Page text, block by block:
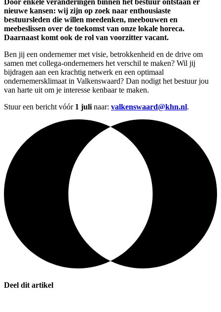
Door enkele veranderingen binnen het bestuur ontstaan er
nieuwe kansen: wij zijn op zoek naar enthousiaste
bestuursleden die willen meedenken, meebouwen en
meebeslissen over de toekomst van onze lokale horeca.
Daarnaast komt ook de rol van voorzitter vacant.
Ben jij een ondernemer met visie, betrokkenheid en de drive om
samen met collega-ondernemers het verschil te maken? Wil jij
bijdragen aan een krachtig netwerk en een optimaal
ondernemersklimaat in Valkenswaard? Dan nodigt het bestuur jou
van harte uit om je interesse kenbaar te maken.
Stuur een bericht vóór 1 juli naar: valkenswaard@khn.nl.
Deel dit artikel